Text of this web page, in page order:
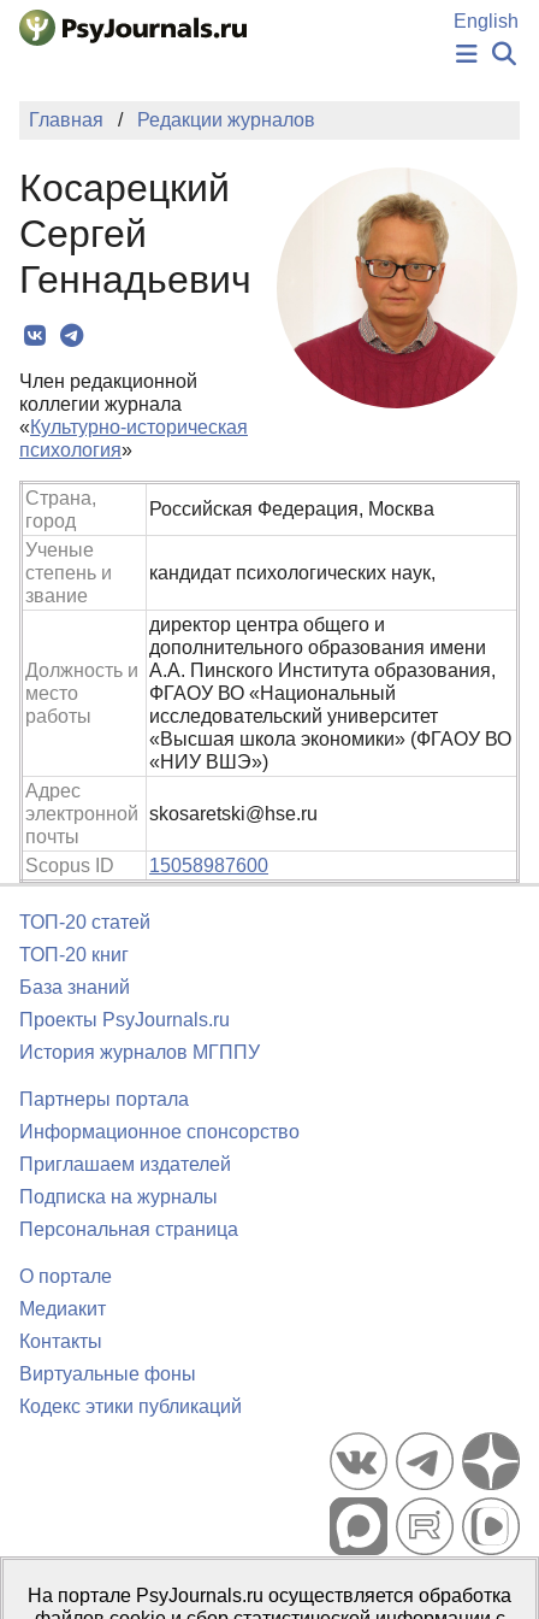
Перейти к основному содержанию
English
НОВОСТИ
ПОДАТЬ РУКОПИСЬ
БАЗА ЗНАНИЙ
КЛЮЧЕВЫЕ СЛОВА
Регистрация
Вход
Главная Редакции журналов
Косарецкий
Сергей
Геннадьевич
Член редакционной
коллегии журнала
«Культурно-историческая
психология»
Страна,
город
Российская Федерация, Москва
Ученые
степень и
звание
кандидат психологических наук,
Должность и
место
работы
директор центра общего и
дополнительного образования имени
А.А. Пинского Института образования,
ФГАОУ ВО «Национальный
исследовательский университет
«Высшая школа экономики» (ФГАОУ ВО
«НИУ ВШЭ»)
Адрес
электронной
почты
skosaretski@hse.ru
Scopus ID 15058987600
ТОП-20 статей
ТОП-20 книг
База знаний
Проекты PsyJournals.ru
История журналов МГППУ
Партнеры портала
Информационное спонсорство
Приглашаем издателей
Подписка на журналы
Персональная страница
О портале
Медиакит
Контакты
Виртуальные фоны
Кодекс этики публикаций
Портал психологических изданий PsyJournals.ru, 2007–2026
Правила использования материалов
На портале PsyJournals.ru осуществляется обработка